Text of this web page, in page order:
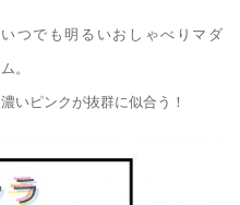
いつでも明るいおしゃべりマダ
ム。
濃いピンクが抜群に似合う！